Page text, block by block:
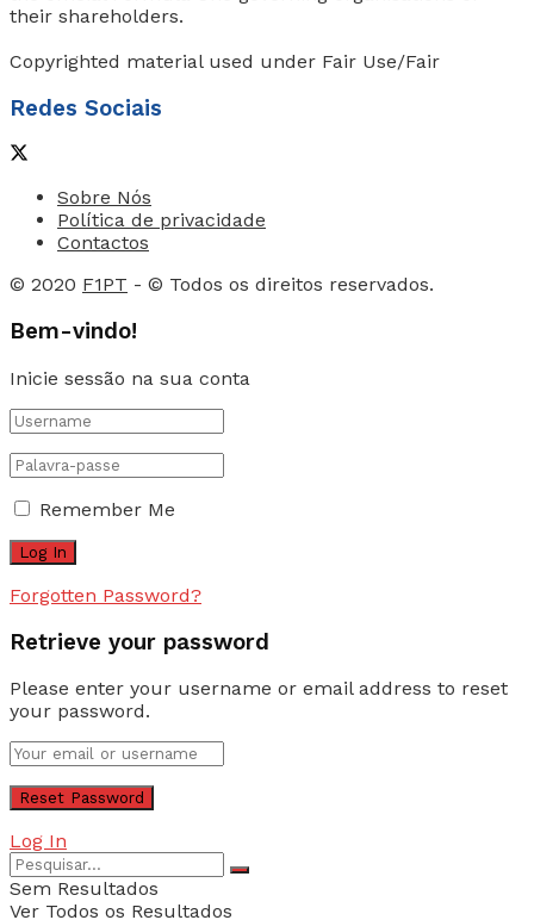
their shareholders.
Copyrighted material used under Fair Use/Fair
Redes Sociais
Sobre Nós
Política de privacidade
Contactos
© 2020 F1PT - © Todos os direitos reservados.
Bem-vindo!
Inicie sessão na sua conta
Remember Me
Forgotten Password?
Retrieve your password
Please enter your username or email address to reset
your password.
Log In
Sem Resultados
Ver Todos os Resultados